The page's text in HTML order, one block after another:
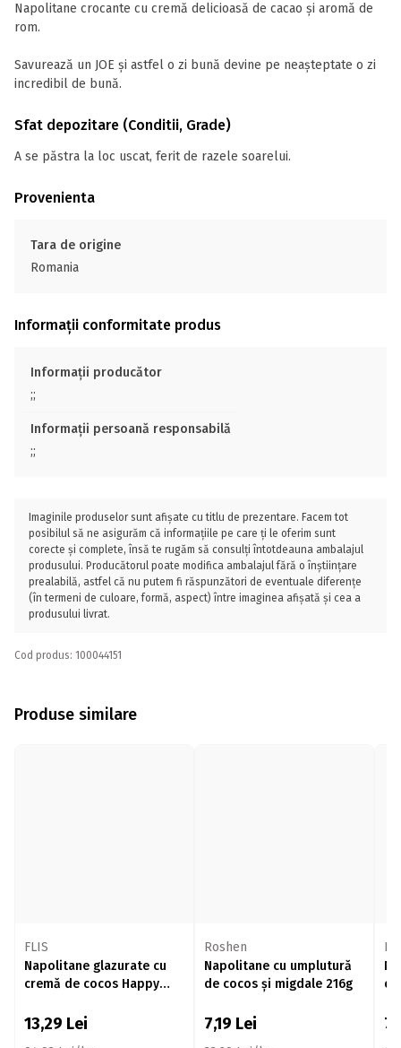
Napolitane crocante cu cremă delicioasă de cacao și aromă de
rom.
Savurează un JOE și astfel o zi bună devine pe neașteptate o zi
incredibil de bună.
Sfat depozitare (Conditii, Grade)
A se păstra la loc uscat, ferit de razele soarelui.
Provenienta
Tara de origine
Romania
Informații conformitate produs
Informații producător
;;
Informații persoană responsabilă
;;
Imaginile produselor sunt afișate cu titlu de prezentare. Facem tot
posibilul să ne asigurăm că informațiile pe care ți le oferim sunt
corecte și complete, însă te rugăm să consulți întotdeauna ambalajul
produsului. Producătorul poate modifica ambalajul fără o înștiințare
prealabilă, astfel că nu putem fi răspunzători de eventuale diferențe
(în termeni de culoare, formă, aspect) între imaginea afișată și cea a
produsului livrat.
Cod produs: 100044151
Produse similare
FLIS
Napolitane glazurate cu
cremă de cocos Happy
13,29 Lei
Roshen
Napolitane cu umplutură
de cocos și migdale 216g
7,19 Lei